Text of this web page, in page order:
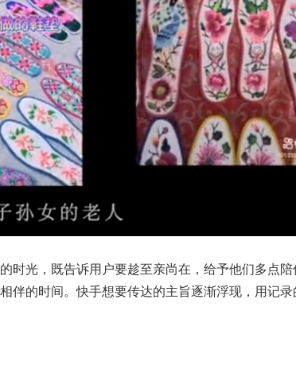
时光，既告诉用户要趁至亲尚在，给予他们多点陪
伴的时间。快手想要传达的主旨逐渐浮现，用记录